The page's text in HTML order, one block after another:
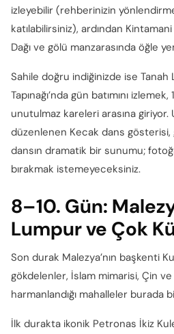
izleyebilir (rehberinizin
katılabilirsiniz), ardından
Dağı ve gölü manzarasında öğle
Sahile doğru indiğinizde ise Tanah
Tapınağı’nda gün batımını
unutulmaz kareleri arasına giriyor.
düzenlenen Kecak dans
dansın dramatik bir sunumu;
bırakmak istemeyeceksiniz.
8–10. Gün:
Lumpur ve Çok
Son durak Malezya’nın başkenti
gökdelenler, İslam mimarisi, Çin
harmanlandığı mahalleler burada
İlk durakta ikonik Petronas İkiz